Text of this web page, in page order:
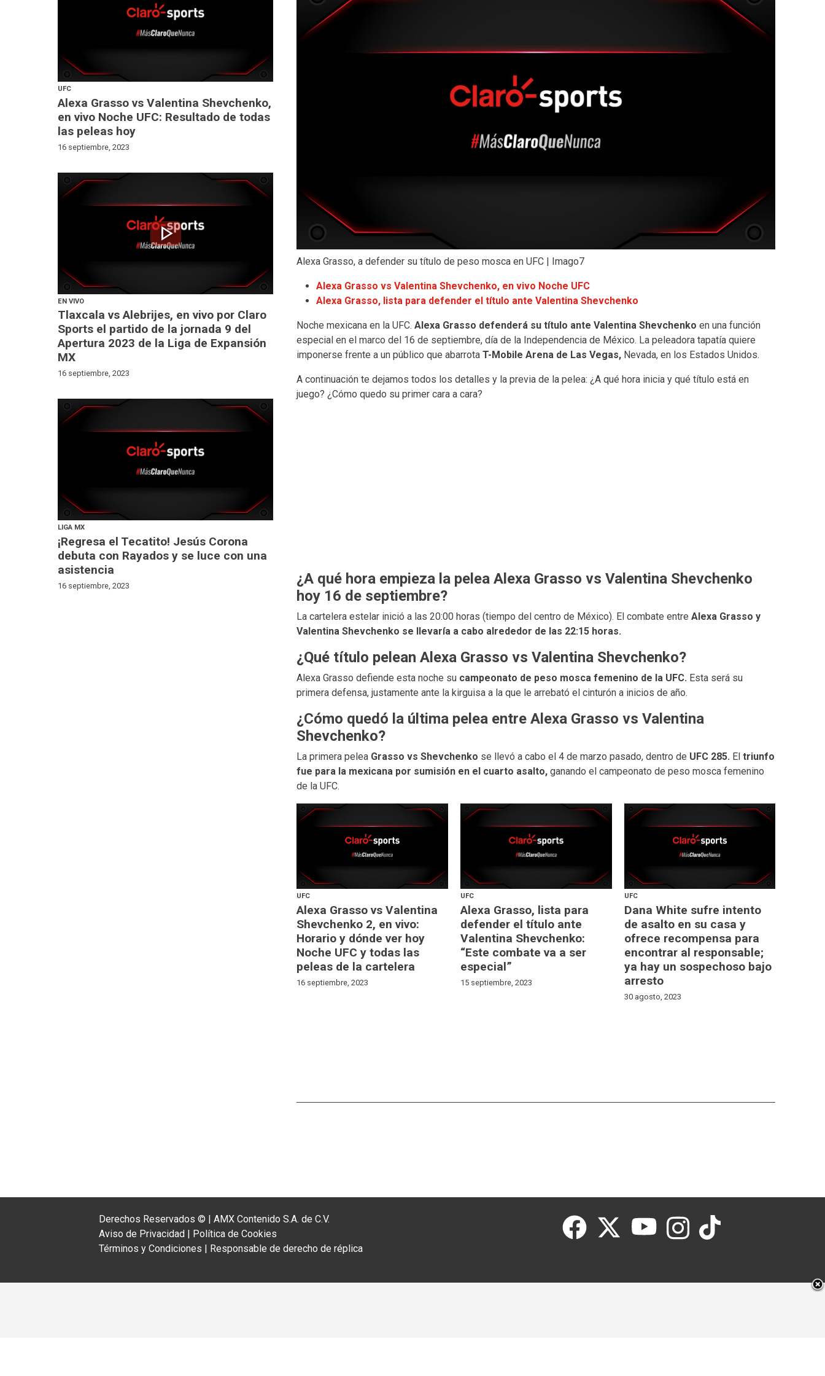
UFC
Alexa Grasso vs Valentina Shevchenko,
en vivo Noche UFC: Resultado de todas
las peleas hoy
16 septiembre, 2023
play_arrow
EN VIVO
Tlaxcala vs Alebrijes, en vivo por Claro
Sports el partido de la jornada 9 del
Apertura 2023 de la Liga de Expansión
MX
16 septiembre, 2023
LIGA MX
¡Regresa el Tecatito! Jesús Corona
debuta con Rayados y se luce con una
asistencia
16 septiembre, 2023
Alexa Grasso, a defender su título de peso mosca en UFC | Imago7
Alexa Grasso vs Valentina Shevchenko, en vivo Noche UFC
Alexa Grasso, lista para defender el título ante Valentina Shevchenko
Noche mexicana en la UFC. Alexa Grasso defenderá su título ante Valentina Shevchenko en una función
especial en el marco del 16 de septiembre, día de la Independencia de México. La peleadora tapatía quiere
imponerse frente a un público que abarrota T-Mobile Arena de Las Vegas,Nevada, en los Estados Unidos.
A continuación te dejamos todos los detalles y la previa de la pelea: ¿A qué hora inicia y qué título está en
juego? ¿Cómo quedo su primer cara a cara?
¿A qué hora empieza la pelea Alexa Grasso vs Valentina Shevchenko
hoy 16 de septiembre?
La cartelera estelar inició a las 20:00 horas (tiempo del centro de México). El combate entre Alexa Grasso y
Valentina Shevchenko se llevaría a cabo alrededor de las 22:15 horas.
¿Qué título pelean Alexa Grasso vs Valentina Shevchenko?
Alexa Grasso defiende esta noche su campeonato de peso mosca femenino de la UFC. Esta será su
primera defensa, justamente ante la kirguisa a la que le arrebató el cinturón a inicios de año.
¿Cómo quedó la última pelea entre Alexa Grasso vs Valentina
Shevchenko?
La primera pelea Grasso vs Shevchenko se llevó a cabo el 4 de marzo pasado, dentro de UFC 285. El triunfo
fue para la mexicana por sumisión en el cuarto asalto,ganando el campeonato de peso mosca femenino
de la UFC.
UFC
Alexa Grasso vs Valentina
Shevchenko 2, en vivo:
Horario y dónde ver hoy
Noche UFC y todas las
peleas de la cartelera
16 septiembre, 2023
UFC
Alexa Grasso, lista para
defender el título ante
Valentina Shevchenko:
“Este combate va a ser
especial”
15 septiembre, 2023
UFC
Dana White sufre intento
de asalto en su casa y
ofrece recompensa para
encontrar al responsable;
ya hay un sospechoso bajo
arresto
30 agosto, 2023
Derechos Reservados © | AMX Contenido S.A. de C.V.
Aviso de Privacidad| Política de Cookies
Términos y Condiciones | Responsable de derecho de réplica